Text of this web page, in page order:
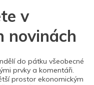
v
novinách
do pátku všeobecné
prvky a komentáři.
prostor ekonomickým